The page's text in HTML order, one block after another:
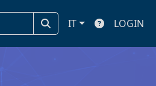
IT LOGIN